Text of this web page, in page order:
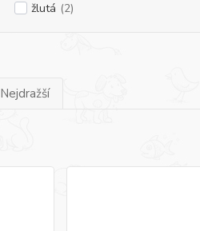
žlutá (2)
Nejdražší